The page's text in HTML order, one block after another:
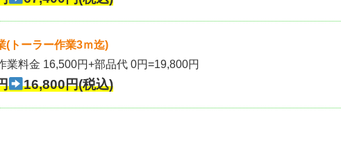
(トーラー作業3ｍ迄)
業料金 16,500円+部品代 0円=19,800円
16,800円(税込)